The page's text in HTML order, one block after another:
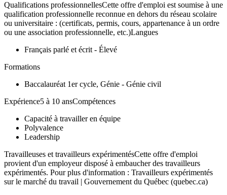
Qualifications professionnellesCette offre d'emploi est soumise à une
qualification professionnelle reconnue en dehors du réseau scolaire
ou universitaire : (certificats, permis, cours, appartenance à un ordre
ou une association professionnelle, etc.)Langues
Français parlé et écrit - Élevé
Formations
Baccalauréat 1er cycle, Génie - Génie civil
Expérience5 à 10 ansCompétences
Capacité à travailler en équipe
Polyvalence
Leadership
Travailleuses et travailleurs expérimentésCette offre d'emploi
provient d'un employeur disposé à embaucher des travailleurs
expérimentés. Pour plus d'information : Travailleurs expérimentés
sur le marché du travail | Gouvernement du Québec (quebec.ca)